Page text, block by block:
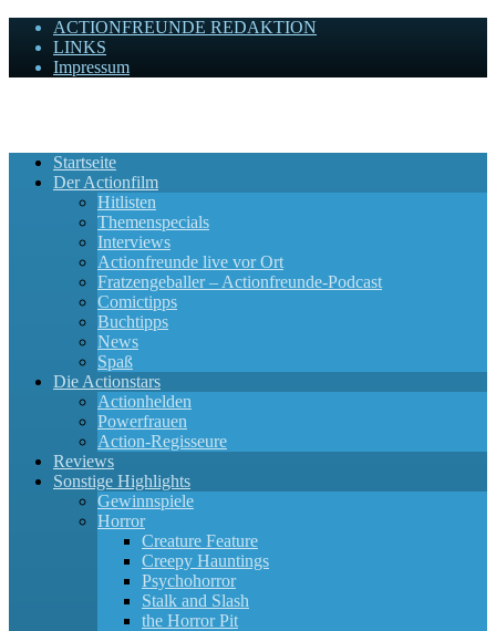
ACTIONFREUNDE REDAKTION
LINKS
Impressum
Startseite
Der Actionfilm
Hitlisten
Themenspecials
Interviews
Actionfreunde live vor Ort
Fratzengeballer – Actionfreunde-Podcast
Comictipps
Buchtipps
News
Spaß
Die Actionstars
Actionhelden
Powerfrauen
Action-Regisseure
Reviews
Sonstige Highlights
Gewinnspiele
Horror
Creature Feature
Creepy Hauntings
Psychohorror
Stalk and Slash
the Horror Pit